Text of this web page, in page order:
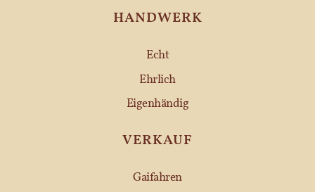
HANDWERK
Echt
Ehrlich
Eigenhändig
VERKAUF
Gaifahren